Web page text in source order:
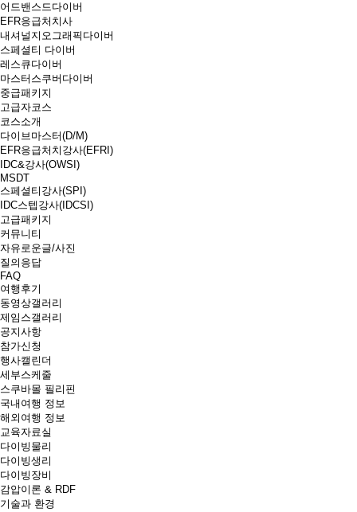
어드밴스드다이버
EFR응급처치사
내셔널지오그래픽다이버
스페셜티 다이버
레스큐다이버
마스터스쿠버다이버
중급패키지
고급자코스
코스소개
다이브마스터(D/M)
EFR응급처치강사(EFRI)
IDC&강사(OWSI)
MSDT
스페셜티강사(SPI)
IDC스텝강사(IDCSI)
고급패키지
커뮤니티
자유로운글/사진
질의응답
FAQ
여행후기
동영상갤러리
제임스갤러리
공지사항
참가신청
행사캘린더
세부스케줄
스쿠바몰 필리핀
국내여행 정보
해외여행 정보
교육자료실
다이빙물리
다이빙생리
다이빙장비
감압이론 & RDF
기술과 환경